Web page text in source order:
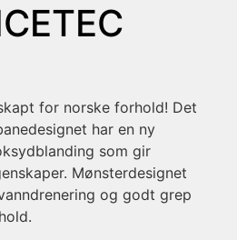
for norske forhold! Det
har en ny
som gir
Mønsterdesignet
og godt grep